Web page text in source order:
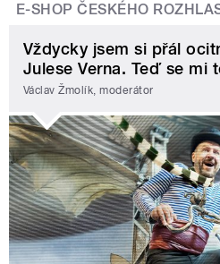
E-SHOP ČESKÉHO
Vždycky jsem si přál
Julese Verna. Teď se mi
Václav Žmolík, moderátor